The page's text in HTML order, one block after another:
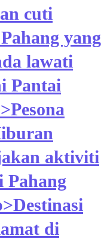
cuti
yang
lawati
Pantai
aktiviti
Pahang
di